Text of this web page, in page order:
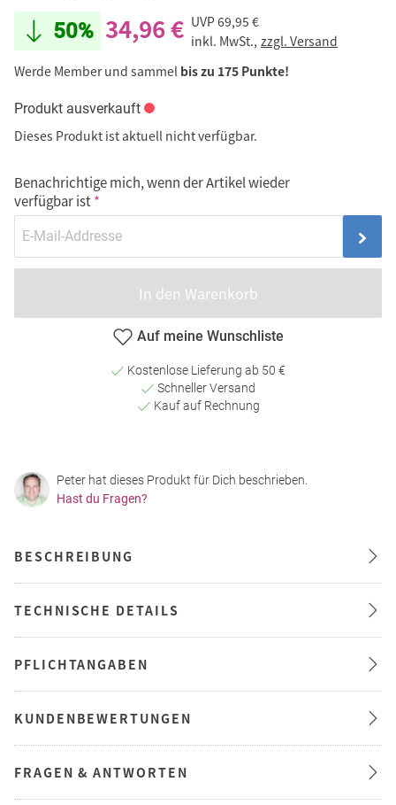
50% 34,96 € UVP69,95 €
inkl. MwSt., zzgl. Versand
Werde Member und sammel bis zu 175 Punkte!
Produkt ausverkauft
Dieses Produkt ist aktuell nicht verfügbar.
Benachrichtige mich, wenn der Artikel wieder
verfügbar ist
In den Warenkorb
Auf meine Wunschliste
Kostenlose Lieferung ab 50 €
Schneller Versand
Kauf auf Rechnung
Peter hat dieses Produkt für Dich beschrieben.
Hast du Fragen?
BESCHREIBUNG
TECHNISCHE DETAILS
PFLICHTANGABEN
KUNDENBEWERTUNGEN
FRAGEN & ANTWORTEN